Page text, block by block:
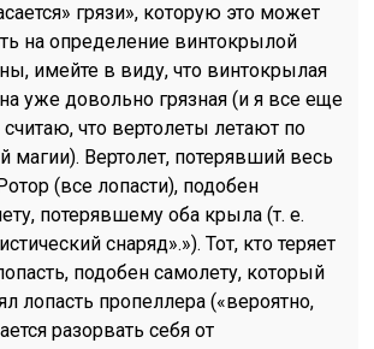
грязи», которую это может
на определение винтокрылой
имейте в виду, что винтокрылая
уже довольно грязная (и я все еще
считаю, что вертолеты летают по
магии). Вертолет, потерявший весь
(все лопасти), подобен
потерявшему оба крыла (т. е.
снаряд».»). Тот, кто теряет
подобен самолету, который
лопасть пропеллера («вероятно,
разорвать себя от